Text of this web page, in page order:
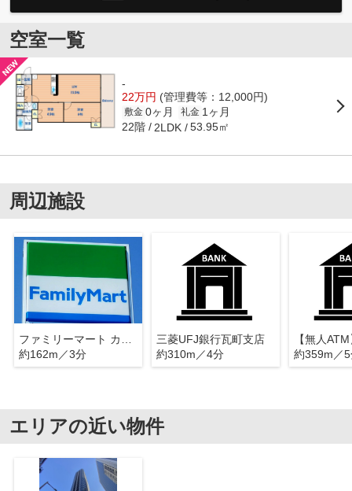
空室一覧
-
22万円 (管理費等：12,000円)
敷金 0ヶ月 礼金 1ヶ月
22階 2LDK 53.95㎡
周辺施設
約162m／3分
三菱UFJ銀行瓦町支店
約310m／4分
約359m／
エリアの近い物件